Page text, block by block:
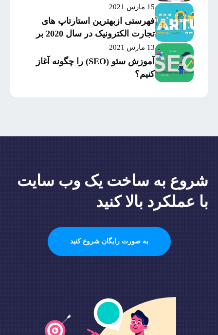
15 مارس 2021
فهرستی ازبهترین استارتاپ های
تجارت الکترونیک در سال 2020 بر
اساس میزان موفقیت و
سرمایه‌گذاری
13 مارس 2021
آموزش سئو (SEO) را چگونه آغاز
کنیم؟
شروع به ساخت یک وب سایت
با عملکرد بالا کنید
به صورت رایگان شروع کنید